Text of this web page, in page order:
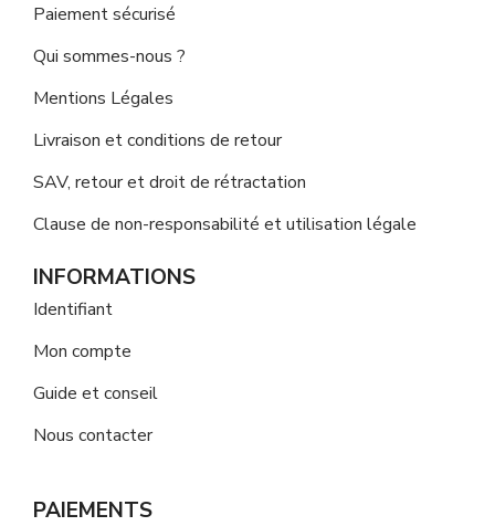
Paiement sécurisé
Qui sommes-nous ?
Mentions Légales
Livraison et conditions de retour
SAV, retour et droit de rétractation
Clause de non-responsabilité et utilisation légale
INFORMATIONS
Identifiant
Mon compte
Guide et conseil
Nous contacter
PAIEMENTS